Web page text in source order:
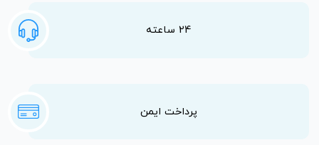
24 ساعته
پرداخت ایمن